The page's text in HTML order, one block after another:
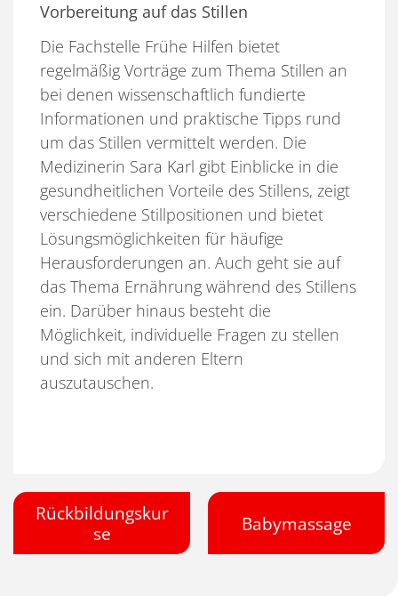
Vorbereitung auf das Stillen
Die Fachstelle Frühe Hilfen bietet
regelmäßig Vorträge zum Thema Stillen an
bei denen wissenschaftlich fundierte
Informationen und praktische Tipps rund
um das Stillen vermittelt werden. Die
Medizinerin Sara Karl gibt Einblicke in die
gesundheitlichen Vorteile des Stillens, zeigt
verschiedene Stillpositionen und bietet
Lösungsmöglichkeiten für häufige
Herausforderungen an. Auch geht sie auf
das Thema Ernährung während des Stillens
ein. Darüber hinaus besteht die
Möglichkeit, individuelle Fragen zu stellen
und sich mit anderen Eltern
auszutauschen.
Rückbildungskur
se
Babymassage